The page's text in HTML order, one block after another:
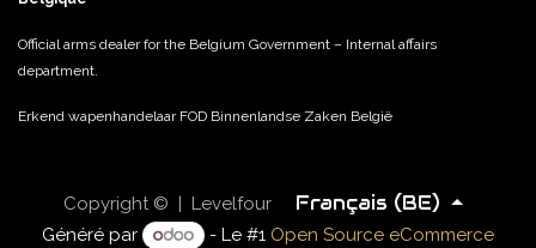
Official arms dealer for the Belgium Government – Internal affairs
department.
Erkend wapenhandelaar FOD Binnenlandse Zaken België
Copyright © | Levelfour Français (BE)
Généré par - Le #1 Open Source eCommerce